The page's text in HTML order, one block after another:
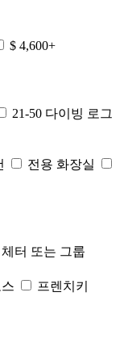
$ 4,600+
21-50 다이빙 로그
전용 화장실
터 또는 그룹
프렌치키